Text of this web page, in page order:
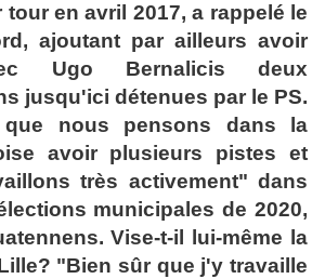
tour en avril 2017, a rappelé le
ajoutant par ailleurs avoir
Ugo Bernalicis deux
jusqu'ici détenues par le PS.
que nous pensons dans la
avoir plusieurs pistes et
très activement" dans
municipales de 2020,
Vise-t-il lui-même la
"Bien sûr que j'y travaille